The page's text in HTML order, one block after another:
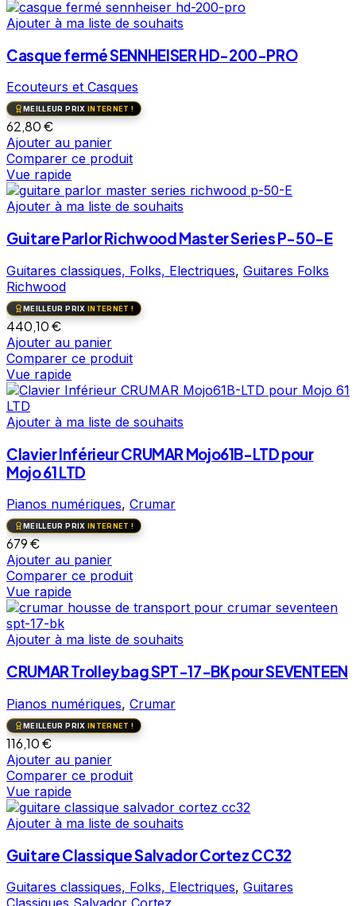
Ajouter à ma liste de souhaits
Casque fermé SENNHEISER HD-200-PRO
Ecouteurs et Casques
MEILLEUR PRIX INTERNET !
62,80€
Ajouter au panier
Comparer ce produit
Vue rapide
Ajouter à ma liste de souhaits
Guitare Parlor Richwood Master Series P-50-E
Guitares classiques, Folks, Electriques, Guitares Folks
Richwood
MEILLEUR PRIX INTERNET !
440,10€
Ajouter au panier
Comparer ce produit
Vue rapide
Ajouter à ma liste de souhaits
Clavier Inférieur CRUMAR Mojo61B-LTD pour
Mojo 61 LTD
Pianos numériques, Crumar
MEILLEUR PRIX INTERNET !
679€
Ajouter au panier
Comparer ce produit
Vue rapide
Ajouter à ma liste de souhaits
CRUMAR Trolley bag SPT-17-BK pour SEVENTEEN
Pianos numériques, Crumar
MEILLEUR PRIX INTERNET !
116,10€
Ajouter au panier
Comparer ce produit
Vue rapide
Ajouter à ma liste de souhaits
Guitare Classique Salvador Cortez CC32
Guitares classiques, Folks, Electriques, Guitares